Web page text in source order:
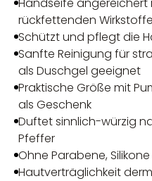
rückfettenden
Schützt und pflegt die
Sanfte Reinigung für
als Duschgel geeignet
Praktische Größe mit
als Geschenk
Duftet sinnlich-würzig
Pfeffer
Ohne Parabene,
Hautverträglichkeit